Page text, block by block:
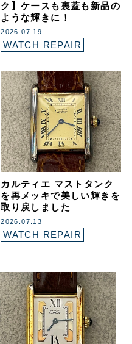
ク】ケースも裏蓋も新品の
ような輝きに！
2026.07.19
WATCH REPAIR
カルティエ マストタンク
を再メッキで美しい輝きを
取り戻しました
2026.07.13
WATCH REPAIR